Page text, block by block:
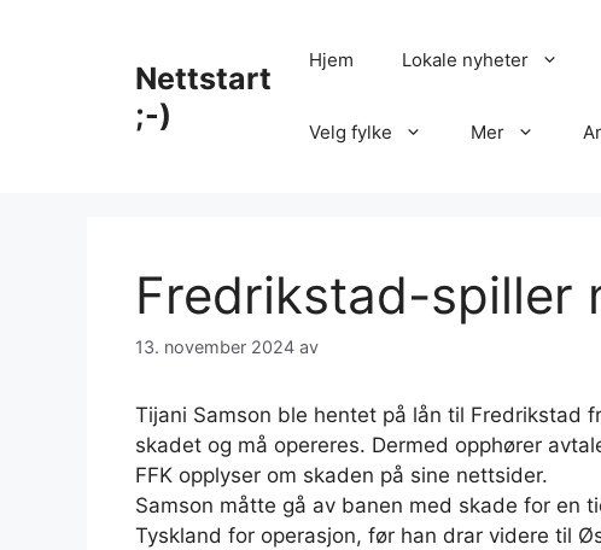
Nettstart
;-)
Hjem Lokale nyheter
Velg fylke Mer
Fredrikstad-spiller
13. november 2024 av
Tijani Samson ble hentet på lån til Fredrikstad
skadet og må opereres. Dermed opphører
FFK opplyser om skaden på sine nettsider.
Samson måtte gå av banen med skade for en
Tyskland for operasjon, før han drar videre til